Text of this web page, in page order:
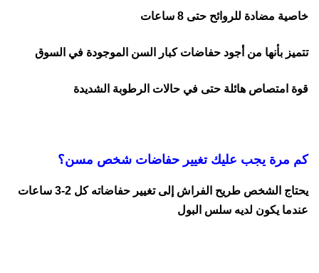
خاصية مضادة للروائح حتى 8 ساعات
تتميز بأنها من أجود حفاضات كبار السن الموجودة في السوق
قوة امتصاص هائلة حتى في حالات الرطوبة الشديدة
كم مرة يجب عليك تغيير حفاضات شخص مسن؟
يحتاج الشخص طريح الفراش إلى تغيير حفاضاته كل 2-3 ساعات
عندما يكون لديه سلس البول